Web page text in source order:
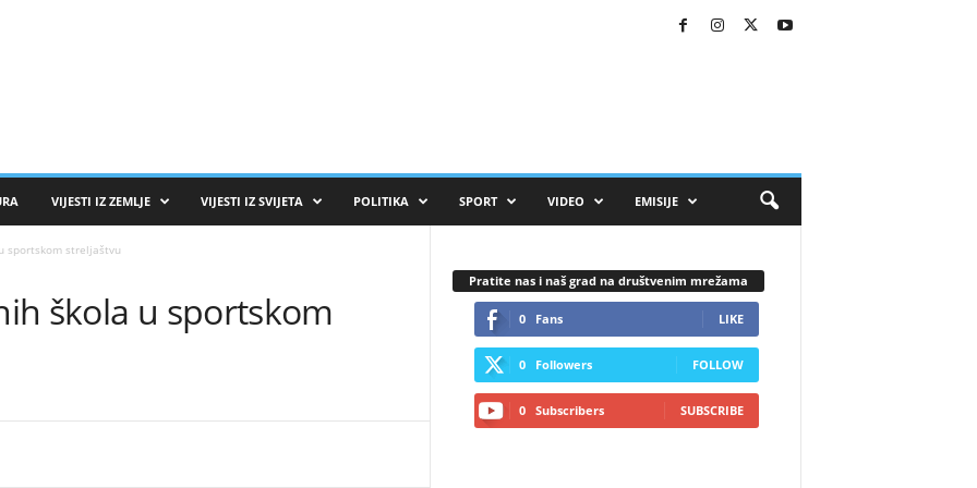
VIJESTI IZ ZEMLJE VIJESTI IZ SVIJETA POLITIKA SPORT VIDEO EMISIJE
sportskom streljaštvu
škola u sportskom
Pratite nas i naš grad na društvenim mrežama
0 Fans LIKE
0 Followers FOLLOW
0 Subscribers SUBSCRIBE